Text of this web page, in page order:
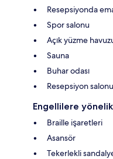
Resepsiyonda
Spor salonu
Açık yüzme
Sauna
Buhar odası
Resepsiyon salonu
Engellilere
Braille işaretleri
Asansör
Tekerlekli